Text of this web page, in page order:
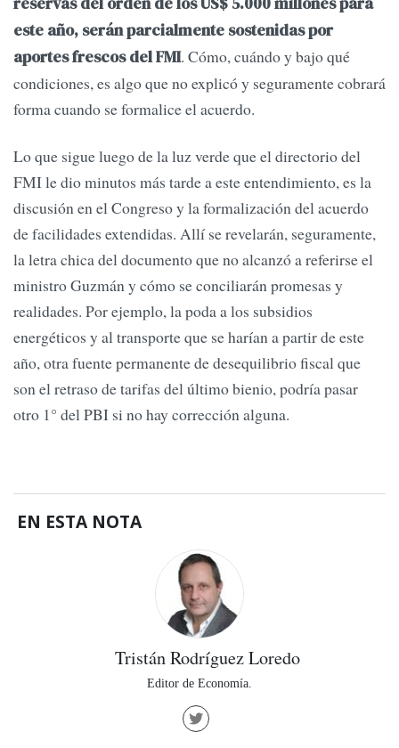
este año, serán parcialmente sostenidas por
aportes frescos del FMI. Cómo, cuándo y bajo qué
condiciones, es algo que no explicó y seguramente cobrará
forma cuando se formalice el acuerdo.
Lo que sigue luego de la luz verde que el directorio del
FMI le dio minutos más tarde a este entendimiento, es la
discusión en el Congreso y la formalización del acuerdo
de facilidades extendidas. Allí se revelarán, seguramente,
la letra chica del documento que no alcanzó a referirse el
ministro Guzmán y cómo se conciliarán promesas y
realidades. Por ejemplo, la poda a los subsidios
energéticos y al transporte que se harían a partir de este
año, otra fuente permanente de desequilibrio fiscal que
son el retraso de tarifas del último bienio, podría pasar
otro 1° del PBI si no hay corrección alguna.
EN ESTA NOTA
Tristán Rodríguez Loredo
Editor de Economía.